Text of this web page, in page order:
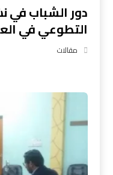
دور الشباب في
التطوعي في
مقالات